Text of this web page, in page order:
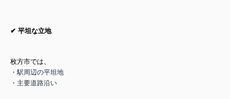
✔ 平坦な立地
枚方市では、
・駅周辺の平坦地
・主要道路沿い